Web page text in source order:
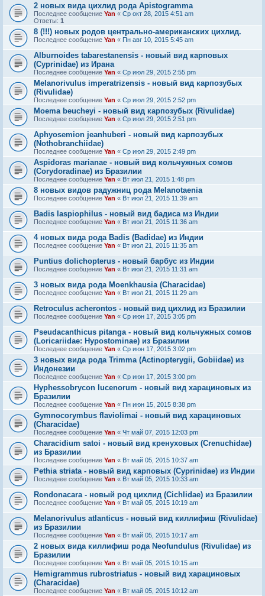
2 новых вида цихлид рода Apistogramma
Последнее сообщение Yan « Ср окт 28, 2015 4:51 am
Ответы: 1
8 (!!!) новых родов центрально-американских цихлид.
Последнее сообщение Yan « Пн авг 10, 2015 5:45 am
Alburnoides tabarestanensis - новый вид карповых
(Cyprinidae) из Ирана
Последнее сообщение Yan « Ср июл 29, 2015 2:55 pm
Melanorivulus imperatrizensis - новый вид карпозубых
(Rivulidae)
Последнее сообщение Yan « Ср июл 29, 2015 2:52 pm
Moema beucheyi - новый вид карпозубых (Rivulidae)
Последнее сообщение Yan « Ср июл 29, 2015 2:51 pm
Aphyosemion jeanhuberi - новый вид карпозубых
(Nothobranchiidae)
Последнее сообщение Yan « Ср июл 29, 2015 2:49 pm
Aspidoras marianae - новый вид кольчужных сомов
(Corydoradinae) из Бразилии
Последнее сообщение Yan « Вт июл 21, 2015 1:48 pm
8 новых видов радужниц рода Melanotaenia
Последнее сообщение Yan « Вт июл 21, 2015 11:39 am
Badis laspiophilus - новый вид бадиса мз Индии
Последнее сообщение Yan « Вт июл 21, 2015 11:36 am
4 новых вида рода Badis (Badidae) из Индии
Последнее сообщение Yan « Вт июл 21, 2015 11:35 am
Puntius dolichopterus - новый барбус из Индии
Последнее сообщение Yan « Вт июл 21, 2015 11:31 am
3 новых вида рода Moenkhausia (Characidae)
Последнее сообщение Yan « Вт июл 21, 2015 11:29 am
Retroculus acherontos - новый вид цихлид из Бразилии
Последнее сообщение Yan « Ср июн 17, 2015 3:05 pm
Pseudacanthicus pitanga - новый вид кольчужных сомов
(Loricariidae: Hypostominae) из Бразилии
Последнее сообщение Yan « Ср июн 17, 2015 3:02 pm
3 новых вида рода Trimma (Actinopterygii, Gobiidae) из
Индонезии
Последнее сообщение Yan « Ср июн 17, 2015 3:00 pm
Hyphessobrycon lucenorum - новый вид харациновых из
Бразилии
Последнее сообщение Yan « Пн июн 15, 2015 8:38 pm
Gymnocorymbus flaviolimai - новый вид харациновых
(Characidae)
Последнее сообщение Yan « Чт май 07, 2015 12:03 pm
Characidium satoi - новый вид кренуховых (Crenuchidae)
из Бразилии
Последнее сообщение Yan « Вт май 05, 2015 10:37 am
Pethia striata - новый вид карповых (Cyprinidae) из Индии
Последнее сообщение Yan « Вт май 05, 2015 10:33 am
Rondonacara - новый род цихлид (Cichlidae) из Бразилии
Последнее сообщение Yan « Вт май 05, 2015 10:19 am
Melanorivulus atlanticus - новый вид киллифиш (Rivulidae)
из Бразилии
Последнее сообщение Yan « Вт май 05, 2015 10:17 am
2 новых вида киллифиш рода Neofundulus (Rivulidae) из
Бразилии
Последнее сообщение Yan « Вт май 05, 2015 10:15 am
Hemigrammus rubrostriatus - новый вид харациновых
(Characidae)
Последнее сообщение Yan « Вт май 05, 2015 10:12 am